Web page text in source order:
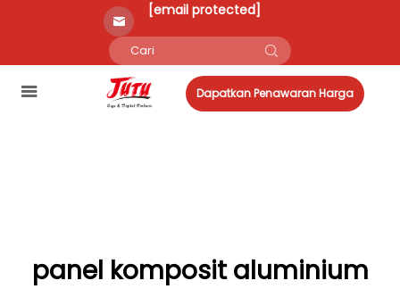
[email protected]
Dapatkan Penawaran Harga
panel komposit aluminium